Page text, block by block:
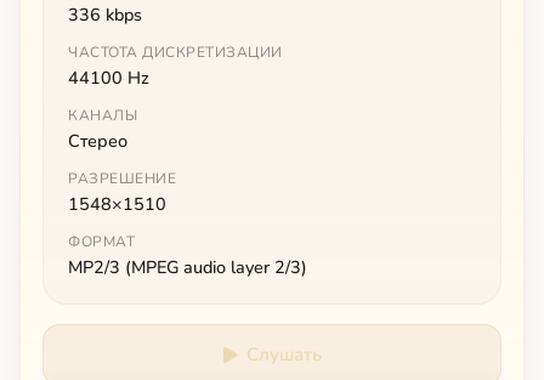
336 kbps
ЧАСТОТА ДИСКРЕТИЗАЦИИ
44100 Hz
КАНАЛЫ
Стерео
РАЗРЕШЕНИЕ
1548×1510
ФОРМАТ
MP2/3 (MPEG audio layer 2/3)
Слушать